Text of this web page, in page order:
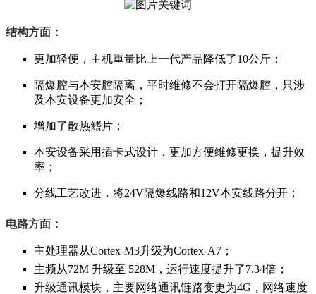
结构方面：
更加轻便，主机重量比上一代产品降低了10公斤；
隔爆腔与本安腔隔离，平时维修不会打开隔爆腔，只涉
及本安设备更加安全；
增加了散热鳍片；
本安设备采用插卡式设计，更加方便维修更换，提升效
率；
分线工艺改进，将24V隔爆线路和12V本安线路分开；
电路方面：
主处理器从Cortex-M3升级为Cortex-A7；
主频从72M 升级至 528M，运行速度提升了7.34倍；
升级通讯模块，主要网络通讯链路变更为4G，网络速度